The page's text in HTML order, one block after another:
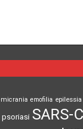
psoriasi SARS-
tumore pancreas